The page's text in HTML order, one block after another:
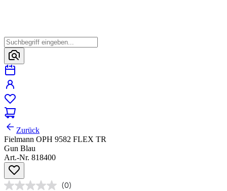
Zurück
Fielmann OPH 9582 FLEX TR
Gun Blau
Art.-Nr. 818400
(0)